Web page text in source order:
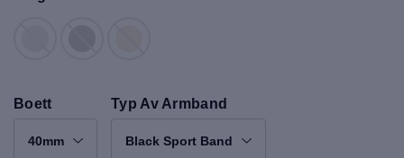
Boett
40mm
Typ Av Armband
Black Sport Band